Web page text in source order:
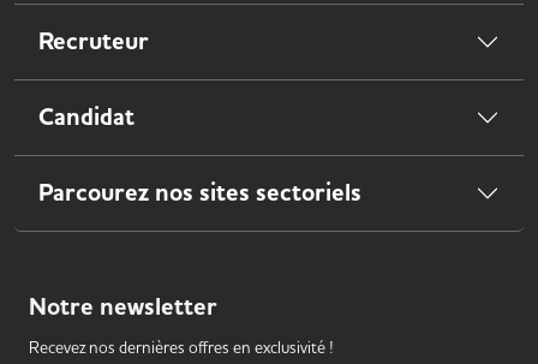
Recruteur
Candidat
Parcourez nos sites sectoriels
Notre newsletter
Recevez nos dernières offres en exclusivité !